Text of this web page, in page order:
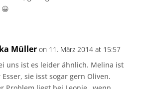
Müller on 11. März 2014 at 15:57
uns ist es leider ähnlich. Melina ist
sie isst sogar gern Oliven.